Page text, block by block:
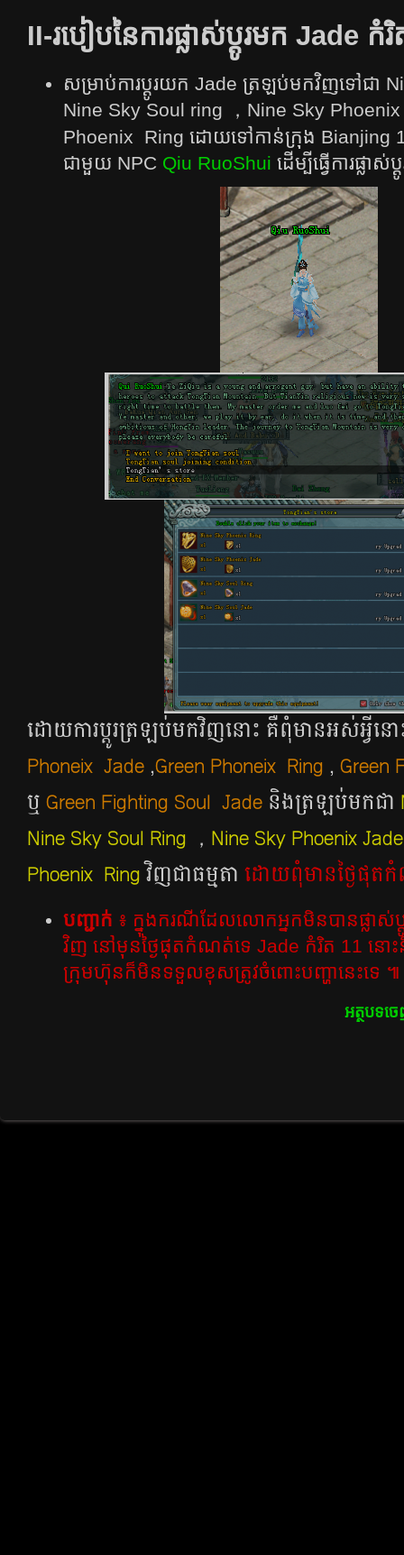
II-របៀបនៃការផ្លាស់ប្តូរមក Jade​ កំ
សម្រាប់ការប្ដូរយក Jade ត្រឡប់មកវិញទៅជា
Nine Sky Soul ring ，Nine Sky
Phoenix Ring ដោយទៅកាន់​ក្រុង Bianjing
ជាមួយ NPC Qiu RuoShui ដើម្បីធ្វើការផ្លា
ដោយការប្ដូរត្រឡប់មកវិញនោះ គឺពុំមានអស់អ្វីន
Phoneix Jade,Green Phoneix Ring , Green
ឬGreen Fighting Soul Jade និងត្រឡប់មកជា
Nine Sky Soul Ring ， Nine Sky Phoenix Jade
Phoenix Ringវិញជាធម្មតា ដោយពុំមានថ្ងៃផុត
បញ្ជាក់ ៖ ក្នុងករណីដែលលោកអ្នកមិនបានផ្លាស់
វិញ នៅមុនថ្ងៃផុតកំណត់ទេ Jade​ កំរិត​ 11 នោ
ក្រុមហ៊ុនក៏មិនទទួលខុសត្រូវចំពោះបញ្ហានេះទេ ៕
អត្ថបទច